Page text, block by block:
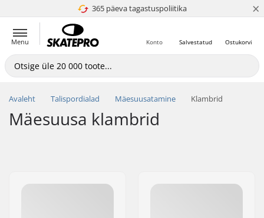
365 päeva tagastuspoliitika
4.8 paljaks 5 ×
Menu Ostukorvi
Salvestatud
Konto
Avaleht Talispordialad Mäesuusatamine Klambrid
Mäesuusa klambrid